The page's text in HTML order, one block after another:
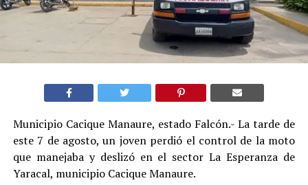
Municipio Cacique Manaure, estado Falcón.- La tarde de
este 7 de agosto, un joven perdió el control de la moto
que manejaba y deslizó en el sector La Esperanza de
Yaracal, municipio Cacique Manaure.